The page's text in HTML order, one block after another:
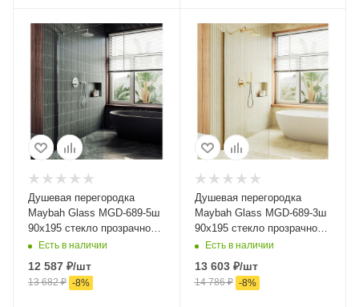
Душевая перегородка
Maybah Glass MGD-689-5ш
90х195 стекло прозрачное
профиль хром
Есть в наличии
12 587 ₽/шт
13 682₽ -8%
Душевая перегородка
Maybah Glass MGD-689-3ш
90х195 стекло прозрачное
профиль золото
Есть в наличии
13 603₽/шт
14 786₽ -8%